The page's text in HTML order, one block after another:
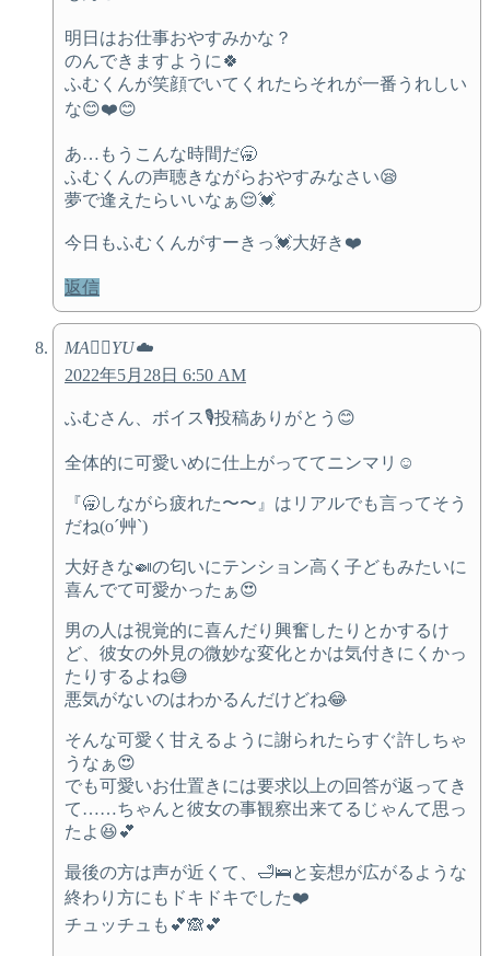
明日はお仕事おやすみかな？
のんできますように🍀
ふむくんが笑顔でいてくれたらそれが一番うれしい
な😊❤️😊
あ…もうこんな時間だ🥱
ふむくんの声聴きながらおやすみなさい😪
夢で逢えたらいいなぁ😌💓
今日もふむくんがすーきっ💓大好き❤️
返信
MA♡⃛YU☁️
2022年5月28日 6:50 AM
ふむさん、ボイス🎙投稿ありがとう😊
全体的に可愛いめに仕上がっててニンマリ☺️
『🥱しながら疲れた〜〜』はリアルでも言ってそう
だね(o´艸`)
大好きな🍛の匂いにテンション高く子どもみたいに
喜んでて可愛かったぁ😍
男の人は視覚的に喜んだり興奮したりとかするけ
ど、彼女の外見の微妙な変化とかは気付きにくかっ
たりするよね😅
悪気がないのはわかるんだけどね😂
そんな可愛く甘えるように謝られたらすぐ許しちゃ
うなぁ😍
でも可愛いお仕置きには要求以上の回答が返ってき
て……ちゃんと彼女の事観察出来てるじゃんて思っ
たよ😆💕
最後の方は声が近くて、🛁🛌と妄想が広がるような
終わり方にもドキドキでした❤️
チュッチュも💕🙈💕